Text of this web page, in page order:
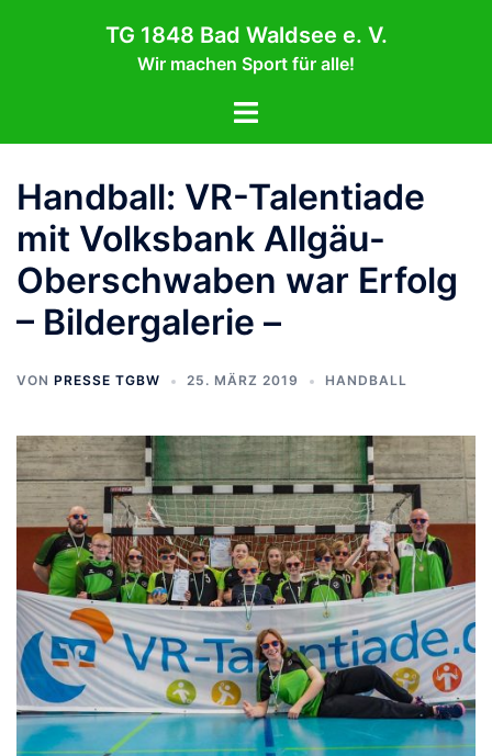
TG 1848 Bad Waldsee e. V.
Wir machen Sport für alle!
Menü
Handball: VR-Talentiade
mit Volksbank Allgäu-
Oberschwaben war Erfolg
– Bildergalerie –
VON PRESSE TGBW 25. MÄRZ 2019 HANDBALL